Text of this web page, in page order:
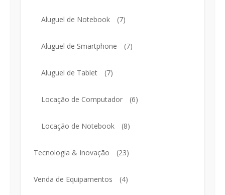
Aluguel de Notebook (7)
Aluguel de Smartphone (7)
Aluguel de Tablet (7)
Locação de Computador (6)
Locação de Notebook (8)
Tecnologia & Inovação (23)
Venda de Equipamentos (4)